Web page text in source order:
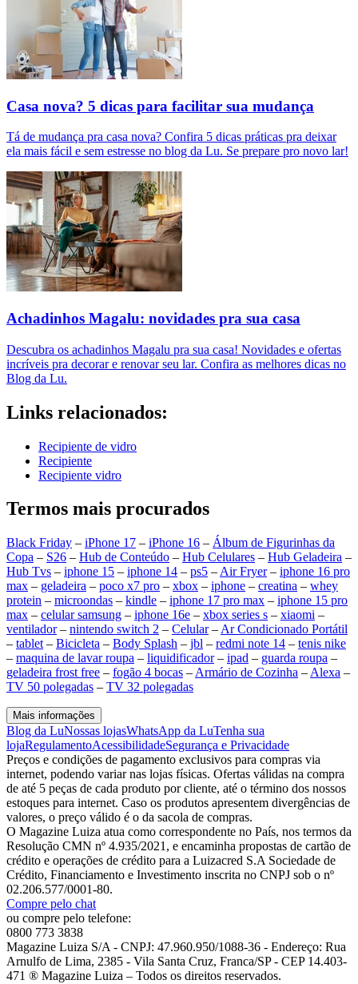
Casa nova? 5 dicas para facilitar sua mudança
Tá de mudança pra casa nova? Confira 5 dicas práticas pra deixar
ela mais fácil e sem estresse no blog da Lu. Se prepare pro novo lar!
Achadinhos Magalu: novidades pra sua casa
Descubra os achadinhos Magalu pra sua casa! Novidades e ofertas
incríveis pra decorar e renovar seu lar. Confira as melhores dicas no
Blog da Lu.
Links relacionados:
Recipiente de vidro
Recipiente
Recipiente vidro
Termos mais procurados
Black Friday – iPhone 17 – iPhone 16 – Álbum de Figurinhas da
Copa – S26 – Hub de Conteúdo – Hub Celulares – Hub Geladeira –
Hub Tvs – iphone 15 – iphone 14 – ps5 – Air Fryer– iphone 16 pro
max – geladeira – poco x7 pro – xbox – iphone – creatina – whey
protein – microondas – kindle – iphone 17 pro max – iphone 15 pro
max – celular samsung – iphone 16e – xbox series s – xiaomi –
ventilador– nintendo switch 2 – Celular– Ar Condicionado Portátil
– tablet – Bicicleta – Body Splash – jbl – redmi note 14 – tenis nike
– maquina de lavar roupa – liquidificador– ipad – guarda roupa –
geladeira frost free – fogão 4 bocas – Armário de Cozinha – Alexa –
TV 50 polegadas – TV 32 polegadas
Mais informações
Blog da LuNossas lojasWhatsApp da LuTenha sua
lojaRegulamentoAcessibilidadeSegurança e Privacidade
Preços e condições de pagamento exclusivos para compras via
internet, podendo variar nas lojas físicas. Ofertas válidas na compra
de até 5 peças de cada produto por cliente, até o término dos nossos
estoques para internet. Caso os produtos apresentem divergências de
valores, o preço válido é o da sacola de compras.
O Magazine Luiza atua como correspondente no País, nos termos da
Resolução CMN nº 4.935/2021, e encaminha propostas de cartão de
crédito e operações de crédito para a Luizacred S.A Sociedade de
Crédito, Financiamento e Investimento inscrita no CNPJ sob o nº
02.206.577/0001-80.
Compre pelo chat
ou compre pelo telefone:
0800 773 3838
Magazine Luiza S/A - CNPJ: 47.960.950/1088-36 - Endereço: Rua
Arnulfo de Lima, 2385 - Vila Santa Cruz, Franca/SP - CEP 14.403-
471 ® Magazine Luiza – Todos os direitos reservados.